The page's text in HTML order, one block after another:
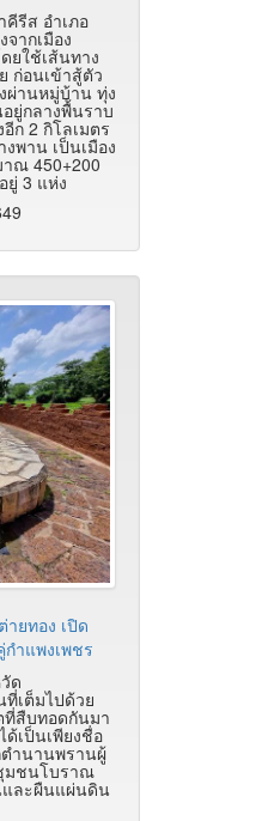
รีส อำเภอ
ากเมือง
ยใช้เส้นทาง
ก่อนเข้าสู้ตัว
ผ่านหมู่บ้าน ทุ่ง
ยู่กลางพื้นราบ
ก 2 กิโลเมตร
พาน เป็นเมือง
ณ 450+200
ยู่ 3 แห่ง
ายทอง เปิด
ำแพงเพชร
ด
เต็มไปด้วย
ที่สืบทอดกันมา
เป็นเพียงชื่อ
ตำนานพรานผู้
มชนโบราณ
และผืนแผ่นดิน